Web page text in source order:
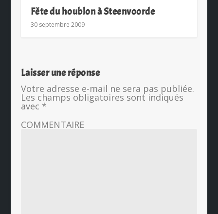
Fête du houblon à Steenvoorde
30 septembre 2009
Laisser une réponse
Votre adresse e-mail ne sera pas publiée.
Les champs obligatoires sont indiqués
avec *
COMMENTAIRE